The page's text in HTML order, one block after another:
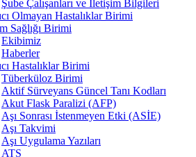
Şube Çalışanları ve İletişim Bilgileri
Olmayan Hastalıklar Birimi
Sağlığı Birimi
Ekibimiz
Haberler
Hastalıklar Birimi
Tüberküloz Birimi
Aktif Sürveyans Güncel Tanı Kodları
Akut Flask Paralizi (AFP)
Aşı Sonrası İstenmeyen Etki (ASİE)
Aşı Takvimi
Aşı Uygulama Yazıları
ATS